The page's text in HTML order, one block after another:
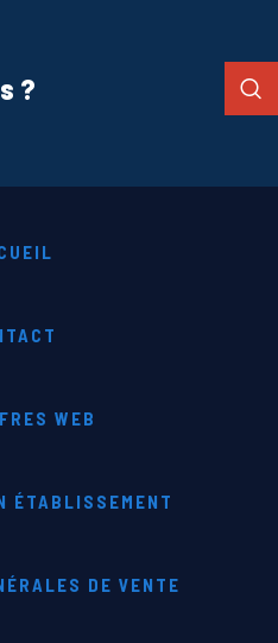
WEB
ÉTABLISSEMENT
DE VENTE